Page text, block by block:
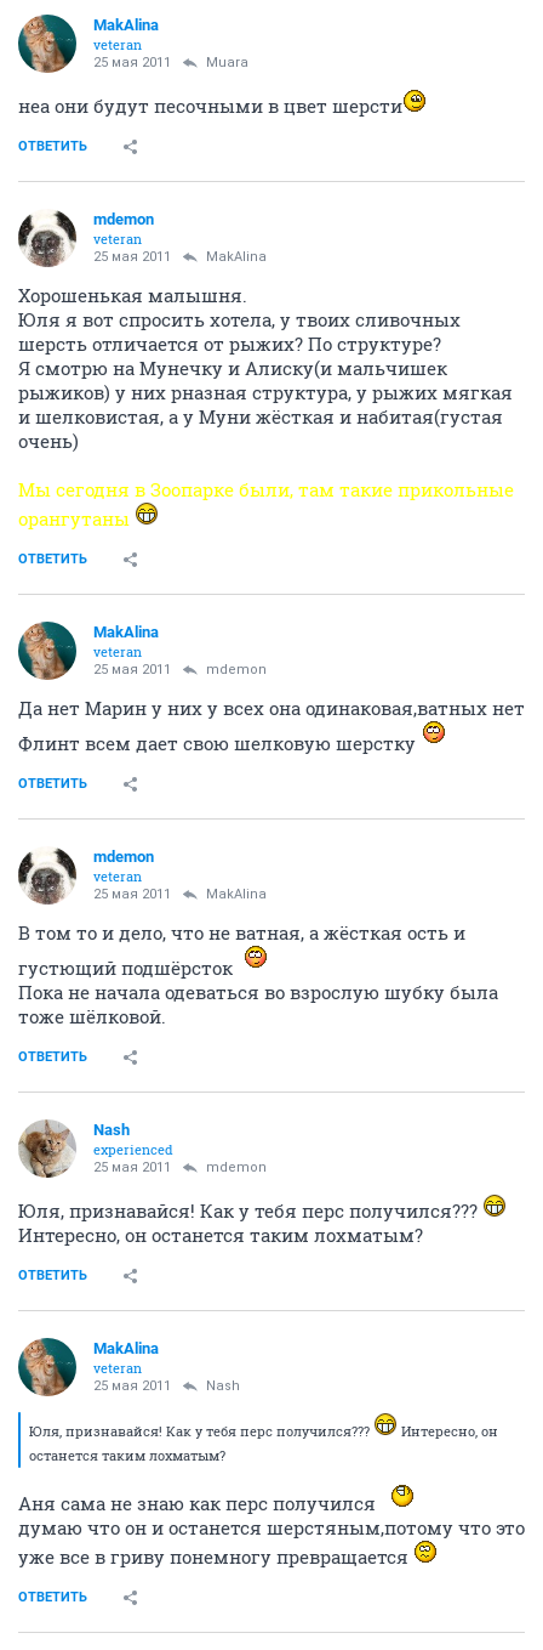
MakAlina
veteran
25 мая 2011 Muara
неа они будут песочными в цвет шерсти
ОТВЕТИТЬ
mdemon
veteran
25 мая 2011 MakAlina
Хорошенькая малышня.
Юля я вот спросить хотела, у твоих сливочных
шерсть отличается от рыжих? По структуре?
Я смотрю на Мунечку и Алиску(и мальчишек
рыжиков) у них рназная структура, у рыжих мягкая
и шелковистая, а у Муни жёсткая и набитая(густая
очень)
Мы сегодня в Зоопарке были, там такие прикольные
орангутаны
ОТВЕТИТЬ
MakAlina
veteran
25 мая 2011 mdemon
Да нет Марин у них у всех она одинаковая,ватных нет
Флинт всем дает свою шелковую шерстку
ОТВЕТИТЬ
mdemon
veteran
25 мая 2011 MakAlina
В том то и дело, что не ватная, а жёсткая ость и
густющий подшёрсток
Пока не начала одеваться во взрослую шубку была
тоже шёлковой.
ОТВЕТИТЬ
Nash
experienced
25 мая 2011 mdemon
Юля, признавайся! Как у тебя перс получился???
Интересно, он останется таким лохматым?
ОТВЕТИТЬ
MakAlina
veteran
25 мая 2011 Nash
Юля, признавайся! Как у тебя перс получился???
Интересно, он
останется таким лохматым?
Аня сама не знаю как перс получился
думаю что он и останется шерстяным,потому что это
уже все в гриву понемногу превращается
ОТВЕТИТЬ